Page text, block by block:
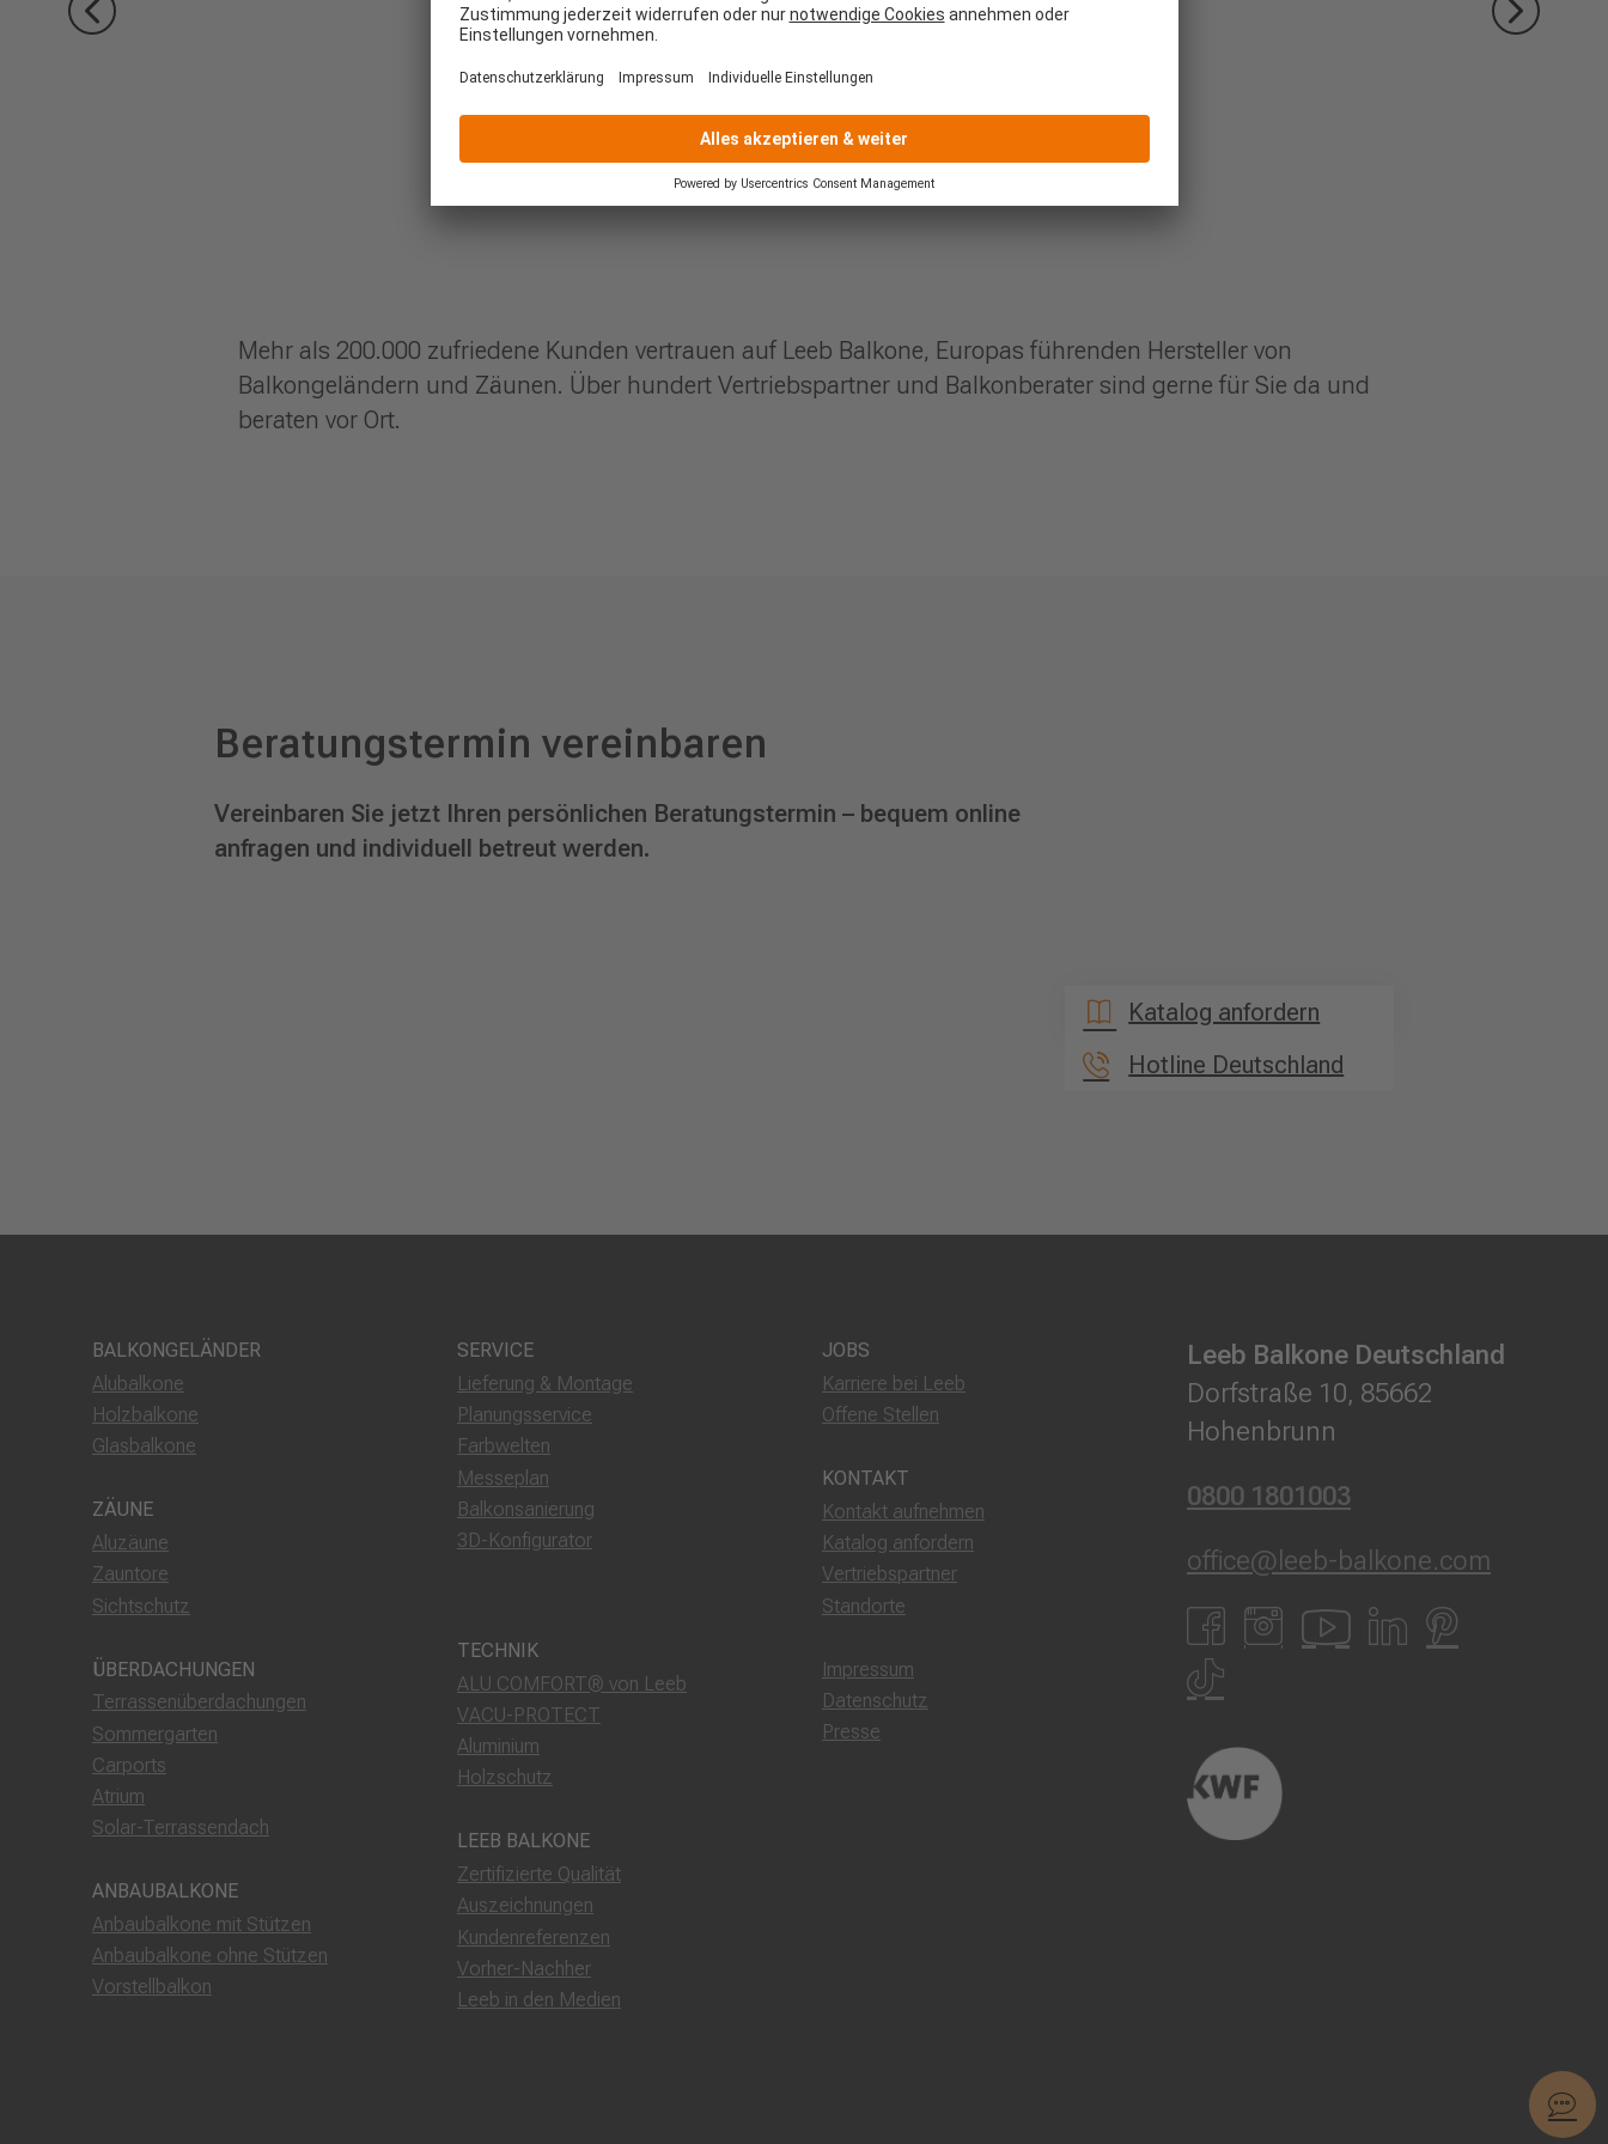
Mehr als 200.000 zufriedene Kunden vertrauen auf Leeb Balkone, Europas führenden Hersteller von
Balkongeländern und Zäunen. Über hundert Vertriebspartner und Balkonberater sind gerne für Sie da und
beraten vor Ort.
Beratungstermin vereinbaren
Vereinbaren Sie jetzt Ihren persönlichen Beratungstermin – bequem online
anfragen und individuell betreut werden.
Katalog anfordern
Hotline Deutschland
BALKONGELÄNDER
Alubalkone
Holzbalkone
Glasbalkone
ZÄUNE
Aluzäune
Zauntore
Sichtschutz
ÜBERDACHUNGEN
Terrassenüberdachungen
Sommergarten
Carports
Atrium
Solar-Terrassendach
ANBAUBALKONE
Anbaubalkone mit Stützen
Anbaubalkone ohne Stützen
Vorstellbalkon
SERVICE
Lieferung & Montage
Planungsservice
Farbwelten
Messeplan
Balkonsanierung
3D-Konfigurator
TECHNIK
ALU COMFORT® von Leeb
VACU-PROTECT
Aluminium
Holzschutz
LEEB BALKONE
Zertifizierte Qualität
Auszeichnungen
Kundenreferenzen
Vorher-Nachher
Leeb in den Medien
JOBS
Karriere bei Leeb
Offene Stellen
KONTAKT
Kontakt aufnehmen
Katalog anfordern
Vertriebspartner
Standorte
Impressum
Datenschutz
Presse
Leeb Balkone Deutschland
Dorfstraße 10, 85662
Hohenbrunn
0800 1801003
office@leeb-balkone.com